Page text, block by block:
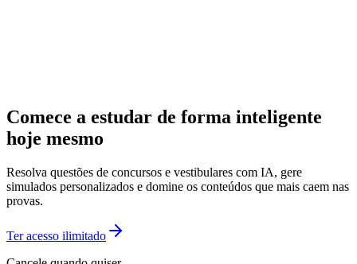
Comece a estudar de forma inteligente
hoje mesmo
Resolva questões de concursos e vestibulares com IA, gere
simulados personalizados e domine os conteúdos que mais caem nas
provas.
Ter acesso ilimitado